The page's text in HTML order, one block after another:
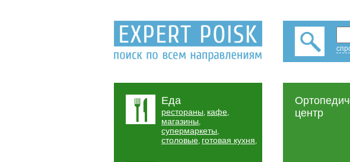
Еда
рестораны, кафе,
магазины,
супермаркеты,
столовые, готовая кухня,
центр